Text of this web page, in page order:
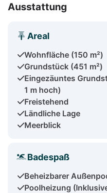
Ausstattung
Areal
Wohnfläche (150 m²)
Grundstück (451 m²)
Eingezäuntes
1 m hoch)
Freistehend
Ländliche Lage
Meerblick
Badespaß
Beheizbarer
Poolheizung